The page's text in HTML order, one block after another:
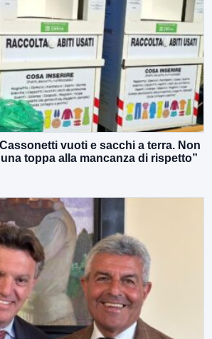
vuoti e sacchi a terra. Non
toppa alla mancanza di rispetto”